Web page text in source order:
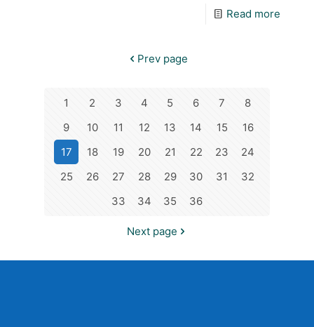
Read more
Prev page
1 2 3 4 5 6 7
8
9
10 11 12 13 14 15
16
17
18 19 20 21 22 23
24
25
26 27 28 29 30 31
32
33
34 35 36
Next page